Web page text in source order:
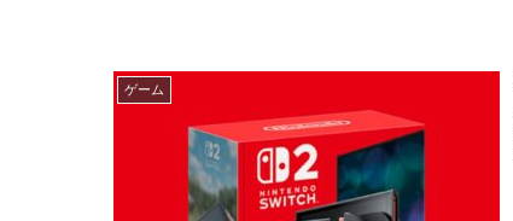
ゲーム